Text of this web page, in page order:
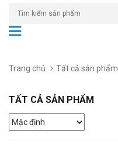
Trang chủ Tất cả sản phẩm
TẤT CẢ SẢN PHẨM